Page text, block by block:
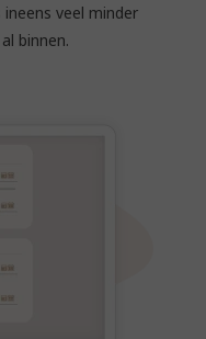
veel minder
binnen.